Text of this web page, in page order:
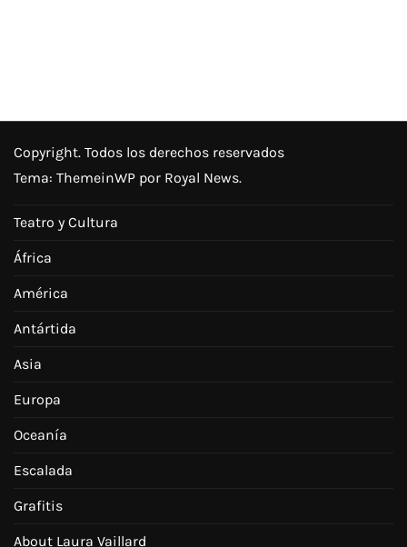
Copyright. Todos los derechos reservados
Tema: ThemeinWP por Royal News.
Teatro y Cultura
África
América
Antártida
Asia
Europa
Oceanía
Escalada
Grafitis
About Laura Vaillard